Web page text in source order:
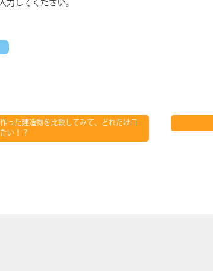
力してください。
った建造物を比較してみて、どれだけ日
い！？